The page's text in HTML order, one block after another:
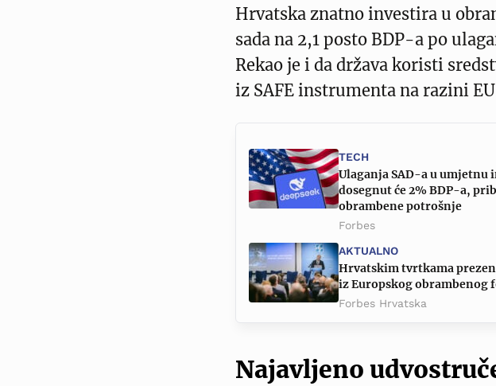
Hrvatska znatno investira u
sada na 2,1 posto BDP-a po
Rekao je i da država koristi
iz SAFE instrumenta na razini
TECH
Ulaganja SAD-a u
dosegnut će 2% BDP-a,
obrambene potrošnje
Forbes
AKTUALNO
Hrvatskim tvrtkama
iz Europskog obrambenog
Forbes Hrvatska
Najavljeno